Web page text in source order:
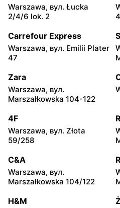
Livio
Batorego 4
Livio
Żeromskiego 121
Livio
Zygmunta Starego 2
Livio
Mazowiecka 48A
Livio
Witosa 3
Warszawa, вул. Łucka
2/4/6 lok. 2
Carrefour Express
Warszawa, вул. Emilii Plater
47
Zara
Warszawa, вул.
Marszałkowska 104-122
4F
Warszawa, вул. Złota
59/258
C&A
Warszawa, вул.
Marszałkowska 104/122
H&M